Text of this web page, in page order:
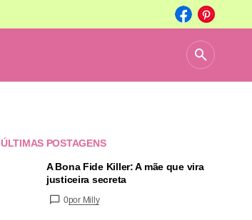
ÚLTIMAS POSTAGENS
A Bona Fide Killer: A mãe que vira
justiceira secreta
0por Milly